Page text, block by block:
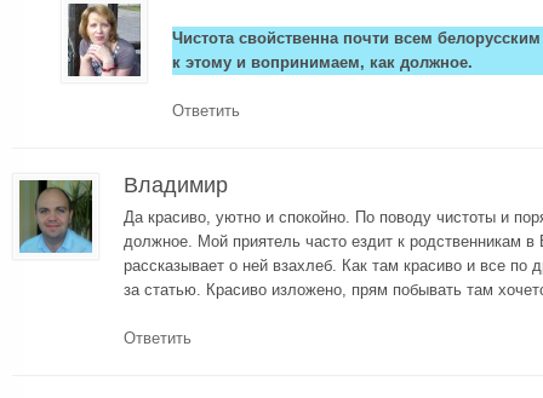
Чистота свойственна почти всем
к этому и вопринимаем, как должное.
Ответить
Владимир
Да красиво, уютно и спокойно. По поводу чистоты и
должное. Мой приятель часто ездит к родственникам
рассказывает о ней взахлеб. Как там красиво и все по
за статью. Красиво изложено, прям побывать там
Ответить